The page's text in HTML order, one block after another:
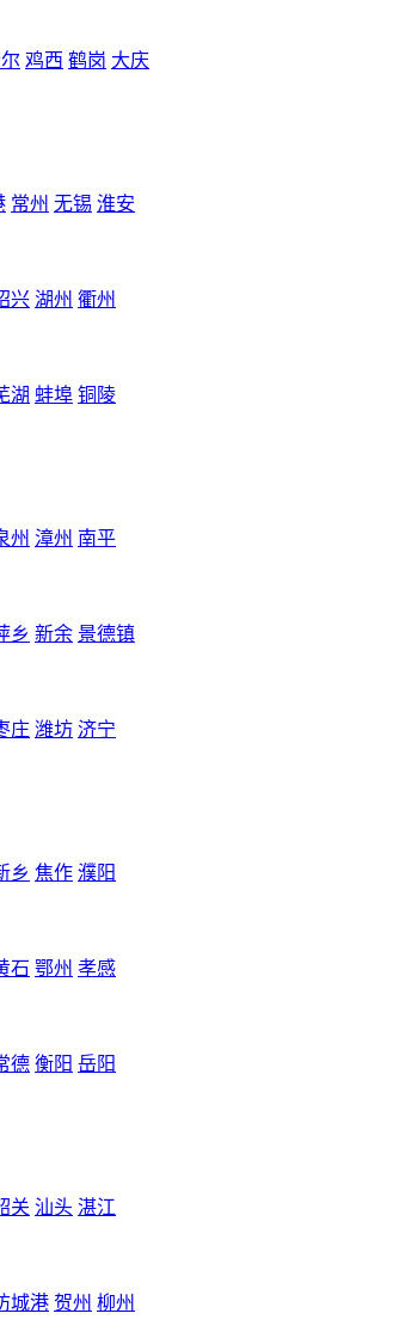
鸡西 鹤岗 大庆
常州 无锡 淮安
兴 湖州 衢州
湖 蚌埠 铜陵
州 漳州 南平
乡 新余 景德镇
庄 潍坊 济宁
乡 焦作 濮阳
石 鄂州 孝感
德 衡阳 岳阳
关 汕头 湛江
城港 贺州 柳州